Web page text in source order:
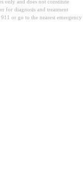
only and does not constitute
for diagnosis and treatment
or go to the nearest emergency